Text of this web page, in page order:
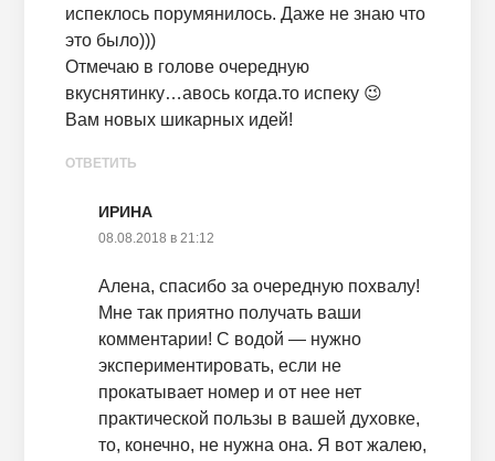
испеклось порумянилось. Даже не знаю что
это было)))
Отмечаю в голове очередную
вкуснятинку…авось когда.то испеку 😉
Вам новых шикарных идей!
ОТВЕТИТЬ
ИРИНА
08.08.2018 в 21:12
Алена, спасибо за очередную похвалу!
Мне так приятно получать ваши
комментарии! С водой — нужно
экспериментировать, если не
прокатывает номер и от нее нет
практической пользы в вашей духовке,
то, конечно, не нужна она. Я вот жалею,